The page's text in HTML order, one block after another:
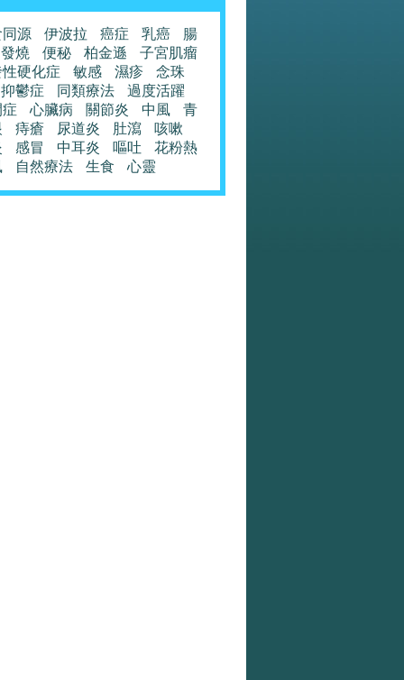
源 伊波拉 癌症 乳癌
腸
發燒 便秘 柏金遜
子宮肌瘤
性硬化症
敏感 濕疹
念珠
抑鬱症 同類療法
過度活躍
症
心臟病 關節炎 中風
青
痔瘡 尿道炎 肚瀉
咳嗽
感冒 中耳炎 嘔吐
花粉熱
自然療法 生食 心靈